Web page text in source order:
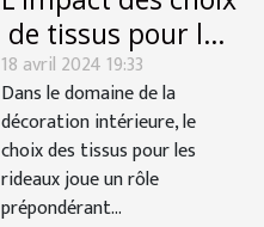
de tissus pour les
rideaux sur
l'ambiance d'une
pièce
18 avril 2024 19:33
Dans le domaine de la
décoration intérieure, le
choix des tissus pour les
rideaux joue un rôle
prépondérant...